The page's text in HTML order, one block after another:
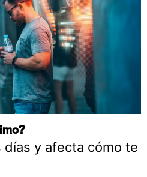
días y afecta cómo te